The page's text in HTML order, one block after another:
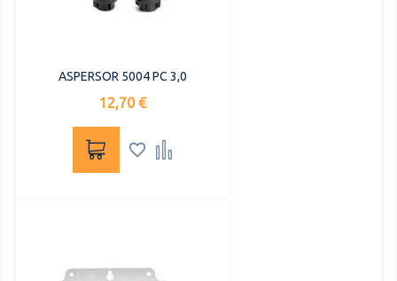
ASPERSOR 5004 PC 3,0
Precio
12,70 €
 